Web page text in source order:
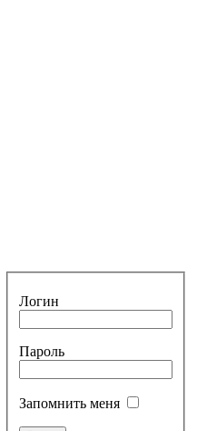
Логин
Пароль
Запомнить меня